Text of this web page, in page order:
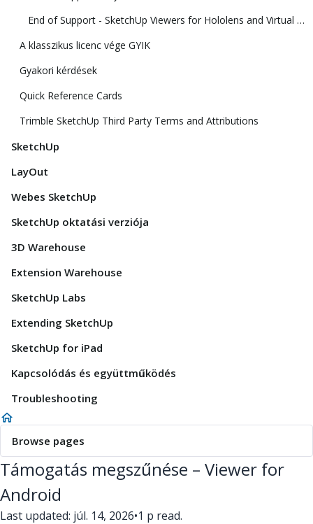
End of Support - SketchUp Viewers for Hololens and Virtual Reality
A klasszikus licenc vége GYIK
Gyakori kérdések
Quick Reference Cards
Trimble SketchUp Third Party Terms and Attributions
SketchUp
LayOut
Webes SketchUp
SketchUp oktatási verziója
3D Warehouse
Extension Warehouse
SketchUp Labs
Extending SketchUp
SketchUp for iPad
Kapcsolódás és együttműködés
Troubleshooting
Browse pages
Támogatás megszűnése – Viewer for
Android
Last updated: júl. 14, 2026•1 p read.